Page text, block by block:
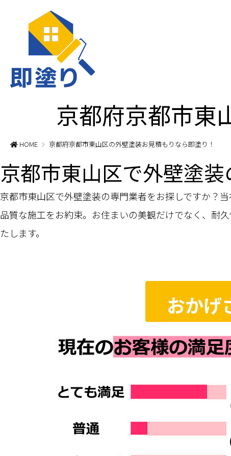
京都府京都市東
HOME 京都府京都市東山区の外壁塗装お見積もりなら即塗り！
京都市東山区で外壁塗
京都市東山区で外壁塗装の専門業者をお探しですか？
品質な施工をお約束。お住まいの美観だけでなく、耐
たします。